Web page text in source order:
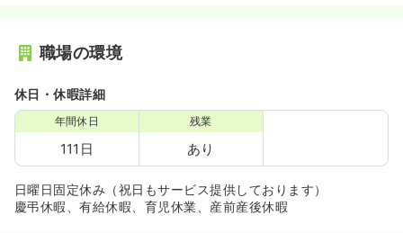
職場の環境
休日・休暇詳細
年間休日
111日
残業
あり
日曜日固定休み（祝日もサービス提供しております）
慶弔休暇、有給休暇、育児休業、産前産後休暇